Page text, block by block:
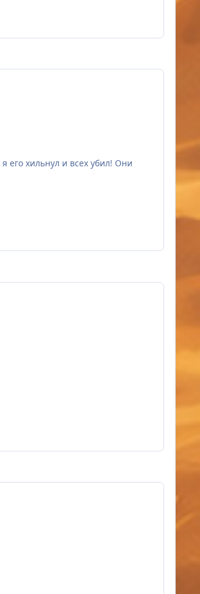
его хильнул и всех убил! Они